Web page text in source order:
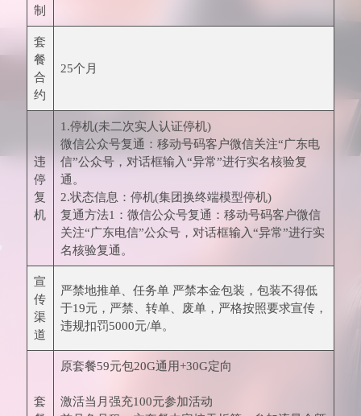
制
套
餐
合
约
25个月
违
停
复
机
1.停机(未二次实人认证停机)
微信公众号复通：移动号码客户微信关注“广东电
信”公众号，对话框输入“异常”进行实名核验复
通。
2.状态信息：停机(集团换终端模型停机)
复通方法1：微信公众号复通：移动号码客户微信
关注“广东电信”公众号，对话框输入“异常”进行实
名核验复通。
宣
传
渠
道
严禁地推单、任务单 严禁本金包装，包装不得低
于19元，严禁、转单、废单，严格按照要求宣传，
违规扣罚5000元/单。
套
原套餐59元包20G通用+30G定向
激活当月强充100元参加活动